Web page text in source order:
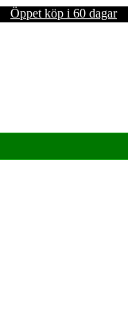
Öppet köp i 60 dagar